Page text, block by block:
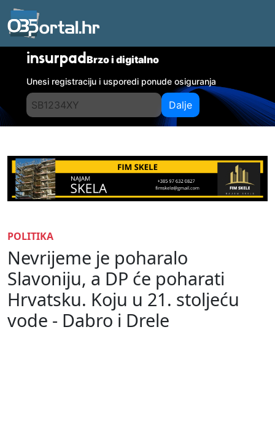
insurpadBrzo i digitalno
Unesi registraciju i usporedi ponude osiguranja
Dalje
POLITIKA
Nevrijeme je poharalo
Slavoniju, a DP će poharati
Hrvatsku. Koju u 21. stoljeću
vode - Dabro i Drele